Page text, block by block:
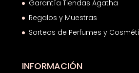
Garantía Tiendas Agatha
Regalos y Muestras
Sorteos de Perfumes y
INFORMACIÓN